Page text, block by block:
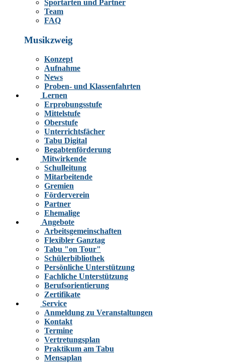
Sportarten und Partner
Team
FAQ
Musikzweig
Konzept
Aufnahme
News
Proben- und Klassenfahrten
Lernen
Erprobungsstufe
Mittelstufe
Oberstufe
Unterrichtsfächer
Tabu Digital
Begabtenförderung
Mitwirkende
Schulleitung
Mitarbeitende
Gremien
Förderverein
Partner
Ehemalige
Angebote
Arbeitsgemeinschaften
Flexibler Ganztag
Tabu "on Tour"
Schülerbibliothek
Persönliche Unterstützung
Fachliche Unterstützung
Berufsorientierung
Zertifikate
Service
Anmeldung zu Veranstaltungen
Kontakt
Termine
Vertretungsplan
Praktikum am Tabu
Mensaplan